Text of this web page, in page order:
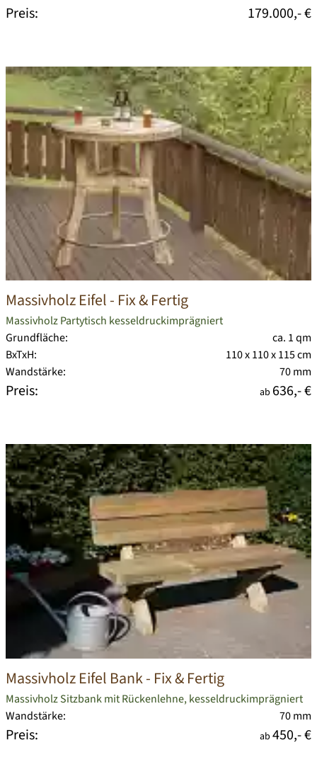
Preis: 179.000,- €
Massivholz Eifel- Fix & Fertig
Massivholz Partytisch kesseldruckimprägniert
Grundfläche:
ca. 1 qm
BxTxH:
110 x 110 x 115 cm
Wandstärke:
70 mm
Preis: ab 636,- €
Massivholz Eifel Bank- Fix & Fertig
Massivholz Sitzbank mit Rückenlehne, kesseldruckimprägniert
Wandstärke:
70 mm
Preis: ab 450,- €